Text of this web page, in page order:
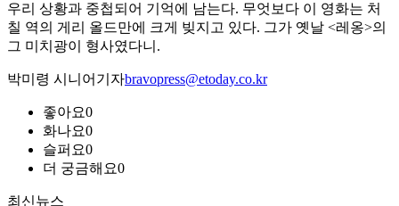
우리 상황과 중첩되어 기억에 남는다. 무엇보다 이 영화는 처
칠 역의 게리 올드만에 크게 빚지고 있다. 그가 옛날 <레옹>의
그 미치광이 형사였다니.
박미령 시니어기자bravopress@etoday.co.kr
좋아요0
화나요0
슬퍼요0
더 궁금해요0
최신뉴스